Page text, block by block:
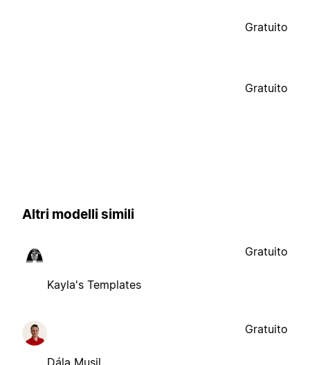
Gratuito
Gratuito
Altri modelli simili
Kayla's Templates
Gratuito
Dála Musil
Gratuito